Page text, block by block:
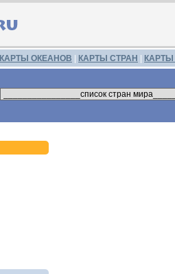
КАРТЫ ОКЕАНОВ КАРТЫ СТРАН